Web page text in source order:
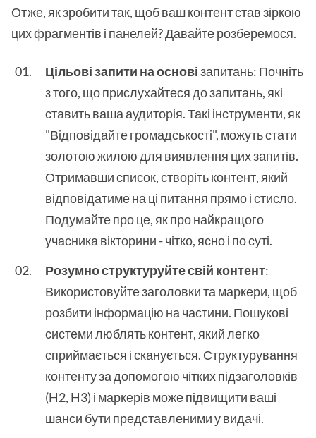
Отже, як зробити так, щоб ваш контент став зіркою
цих фрагментів і панелей? Давайте розберемося.
Цільові запити на основізапитань: Почніть
з того, що прислухайтеся до запитань, які
ставить ваша аудиторія. Такі інструменти, як
"Відповідайте громадськості", можуть стати
золотою жилою для виявлення цих запитів.
Отримавши список, створіть контент, який
відповідатиме на ці питання прямо і стисло.
Подумайте про це, як про найкращого
учасника вікторини - чітко, ясно і по суті.
Розумно структуруйте свій контент:
Використовуйте заголовки та маркери, щоб
розбити інформацію на частини. Пошукові
системи люблять контент, який легко
сприймається і сканується. Структурування
контенту за допомогою чітких підзаголовків
(H2, H3) і маркерів може підвищити ваші
шанси бути представленими у видачі.